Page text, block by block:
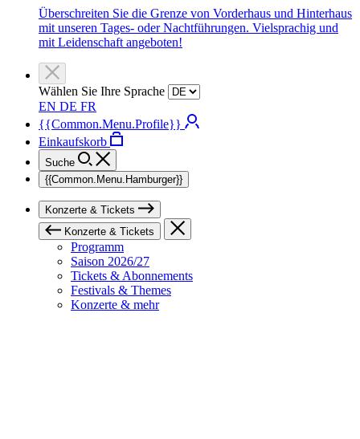
Überschreiten Sie die Grenze von Vorderhaus und Hinterhaus
mit unseren Tages- oder Nachtführungen. Vielsprachig und
mit Leidenschaft angeboten!
Wählen Sie Ihre Sprache
EN DE FR
{{Common.Menu.Profile}}
Einkaufskorb
Suche
{{Common.Menu.Hamburger}}
Konzerte & Tickets
Konzerte & Tickets
Programm
Saison 2026/27
Tickets & Abonnements
Festivals & Themes
Konzerte & mehr